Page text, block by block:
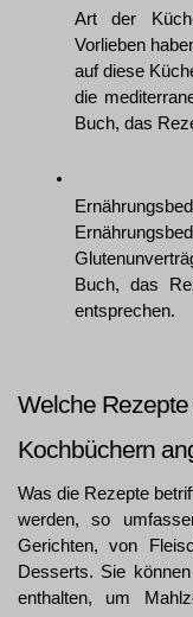
Art der
Vorlieben
auf diese
die
Buch, das
Buch, das
entsprechen.
Welche
Kochbüchern
Was die Rezepte
werden, so
Gerichten, von
Desserts. Sie
enthalten, um